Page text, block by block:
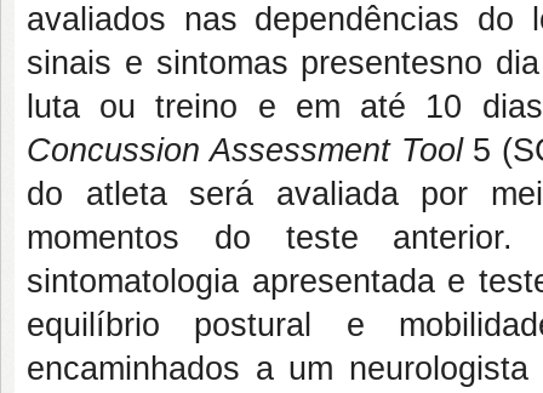
avaliados nas dependências
sinais e sintomas presentesno
luta ou treino e em até 10
Concussion Assessment Tool 5
do atleta será avaliada por
momentos do teste anterior.
sintomatologia apresentada e
equilíbrio postural e
encaminhados a um